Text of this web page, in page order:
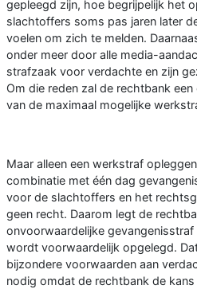
gepleegd zijn, hoe begrijpelijk het
slachtoffers soms pas jaren later
voelen om zich te melden.
onder meer door alle media-
strafzaak voor verdachte en zijn
Om die reden zal de rechtbank
van de maximaal mogelijke
Maar alleen een werkstraf
combinatie met één dag
voor de slachtoffers en het
geen recht. Daarom legt de
onvoorwaardelijke
wordt voorwaardelijk opgelegd.
bijzondere voorwaarden aan
nodig omdat de rechtbank de